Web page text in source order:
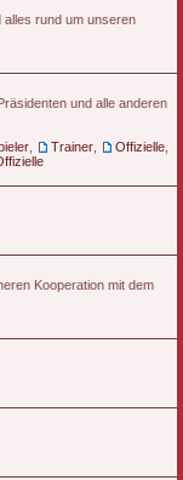
alles rund um unseren
und alle anderen
Trainer Offizielle
Kooperation mit dem